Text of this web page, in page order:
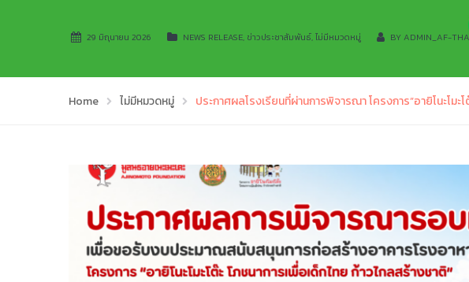
29 มิถุนายน 2026 NEWS RELEASE, ข่าวประชาสัมพันธ์,ไม่มีหมวดหมู่ BY ADMIN_AF-
Home ไม่มีหมวดหมู่ ประกาศผลโรงเรียนที่ผ่านการพิจารณา โครงการ”อายิโนะโม